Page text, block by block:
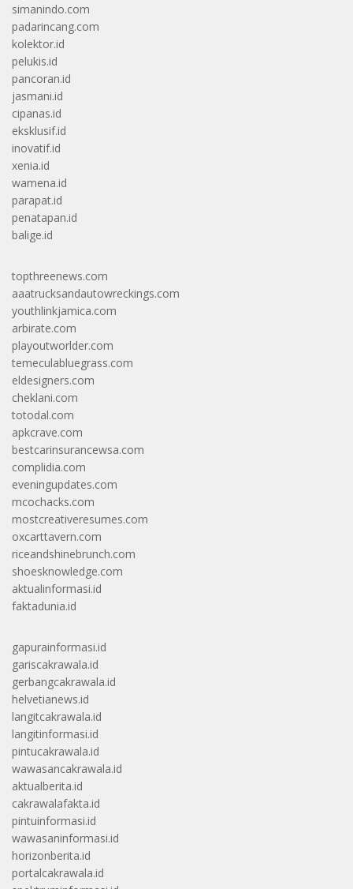
simanindo.com
padarincang.com
kolektor.id
pelukis.id
pancoran.id
jasmani.id
cipanas.id
eksklusif.id
inovatif.id
xenia.id
wamena.id
parapat.id
penatapan.id
balige.id
topthreenews.com
aaatrucksandautowreckings.com
youthlinkjamica.com
arbirate.com
playoutworlder.com
temeculabluegrass.com
eldesigners.com
cheklani.com
totodal.com
apkcrave.com
bestcarinsurancewsa.com
complidia.com
eveningupdates.com
mcochacks.com
mostcreativeresumes.com
oxcarttavern.com
riceandshinebrunch.com
shoesknowledge.com
aktualinformasi.id
faktadunia.id
gapurainformasi.id
gariscakrawala.id
gerbangcakrawala.id
helvetianews.id
langitcakrawala.id
langitinformasi.id
pintucakrawala.id
wawasancakrawala.id
aktualberita.id
cakrawalafakta.id
pintuinformasi.id
wawasaninformasi.id
horizonberita.id
portalcakrawala.id